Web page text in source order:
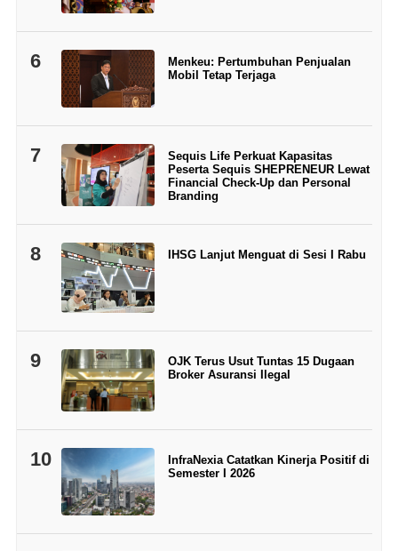
6
Menkeu: Pertumbuhan Penjualan
Mobil Tetap Terjaga
7
Sequis Life Perkuat Kapasitas
Peserta Sequis SHEPRENEUR Lewat
Financial Check-Up dan Personal
Branding
8 IHSG Lanjut Menguat di Sesi I Rabu
9
OJK Terus Usut Tuntas 15 Dugaan
Broker Asuransi Ilegal
10
InfraNexia Catatkan Kinerja Positif di
Semester I 2026